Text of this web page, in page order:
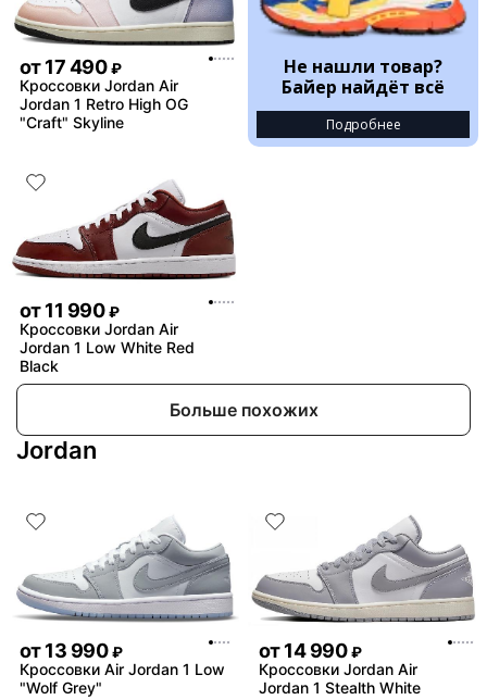
от17 490 ₽
Кроссовки Jordan Air
Jordan 1 Retro High OG
"Craft" Skyline
Не нашли товар?
Байер найдёт всё
Подробнее
от11 990 ₽
Кроссовки Jordan Air
Jordan 1 Low White Red
Black
Больше похожих
Jordan
от13 990 ₽
Кроссовки Air Jordan 1 Low
"Wolf Grey"
от14 990 ₽
Кроссовки Jordan Air
Jordan 1 Stealth White